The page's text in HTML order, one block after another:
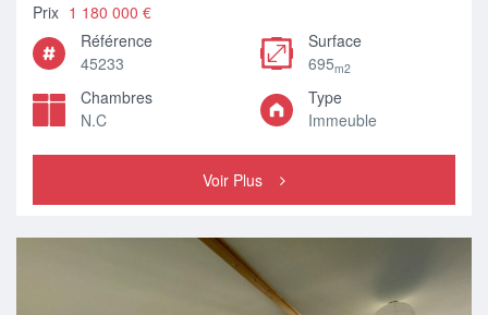
Prix 1 180 000 €
Référence
45233
Surface
695m2
Chambres
N.C
Type
Immeuble
Voir Plus